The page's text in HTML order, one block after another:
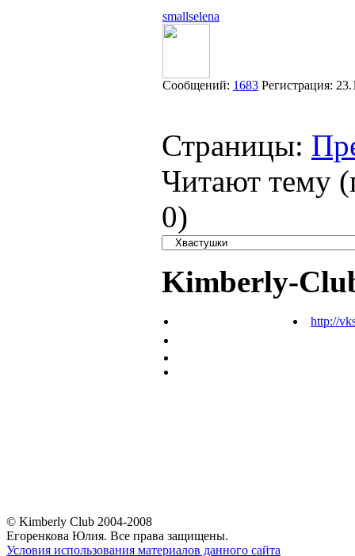
smallselena
Сообщений: 1683 Регистрация:
Страницы:
Читают тему
0)
Kimberly-
http://
© Kimberly Club 2004-2008
Егоренкова Юлия. Все права защищены.
Условия использования материалов данного сайта